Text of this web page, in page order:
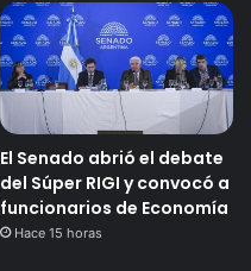
El Senado abrió el debate
del Súper RIGI y convocó a
funcionarios de Economía
Hace 15 horas